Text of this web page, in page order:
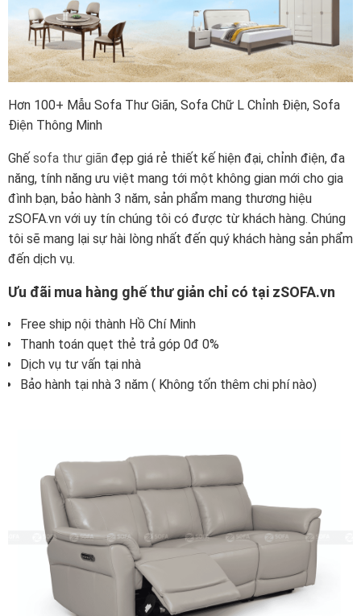
Hơn 100+ Mẫu Sofa Thư Giãn, Sofa Chữ L Chỉnh Điện, Sofa
Điện Thông Minh
Ghế sofa thư giãn đẹp giá rẻ thiết kế hiện đại, chỉnh điện, đa
năng, tính năng ưu việt mang tới một không gian mới cho gia
đình bạn, bảo hành 3 năm, sản phẩm mang thương hiệu
zSOFA.vn với uy tín chúng tôi có được từ khách hàng. Chúng
tôi sẽ mang lại sự hài lòng nhất đến quý khách hàng sản phẩm
đến dịch vụ.
Ưu đãi mua hàng ghế thư giản chỉ có tại zSOFA.vn
Free ship nội thành Hồ Chí Minh
Thanh toán quẹt thẻ trả góp 0đ 0%
Dịch vụ tư vấn tại nhà
Bảo hành tại nhà 3 năm ( Không tốn thêm chi phí nào)